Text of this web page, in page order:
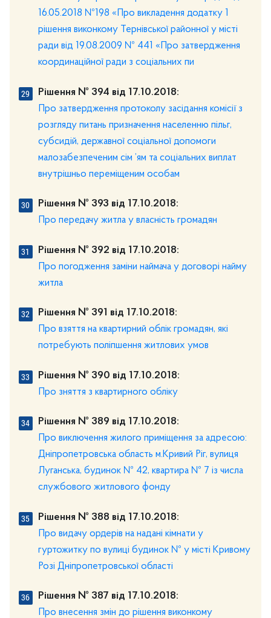
16.05.2018 №198 «Про викладення додатку 1
рішення виконкому Тернівської районної у місті
ради від 19.08.2009 № 441 «Про затвердження
координаційної ради з соціальних пи
Рішення № 394 від 17.10.2018:
Про затвердження протоколу засідання комісії з
розгляду питань призначення населенню пільг,
субсидій, державної соціальної допомоги
малозабезпеченим сім ’ям та соціальних виплат
внутрішньо переміщеним особам
Рішення № 393 від 17.10.2018:
Про передачу житла у власність громадян
Рішення № 392 від 17.10.2018:
Про погодження заміни наймача у договорі найму
житла
Рішення № 391 від 17.10.2018:
Про взяття на квартирний облік громадян, які
потребують поліпшення житлових умов
Рішення № 390 від 17.10.2018:
Про зняття з квартирного обліку
Рішення № 389 від 17.10.2018:
Про виключення жилого приміщення за адресою:
Дніпропетровська область м.Кривий Ріг, вулиця
Луганська, будинок № 42, квартира № 7 із числа
службового житлового фонду
Рішення № 388 від 17.10.2018:
Про видачу ордерів на надані кімнати у
гуртожитку по вулиці будинок № у місті Кривому
Розі Дніпропетровської області
Рішення № 387 від 17.10.2018:
Про внесення змін до рішення виконкому